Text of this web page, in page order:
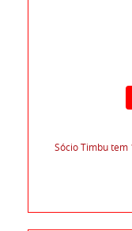
Sócio Timbu tem